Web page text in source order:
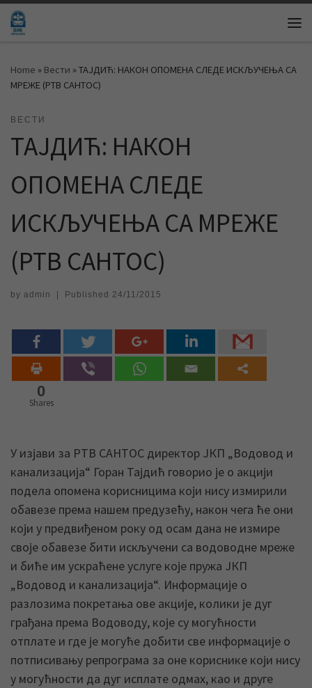
Skip to content
Home » Вести »ТАЈДИЋ: НАКОН ОПОМЕНА СЛЕДЕ ИСКЉУЧЕЊА СА
МРЕЖЕ (РТВ САНТОС)
ВЕСТИ
ТАЈДИЋ: НАКОН
ОПОМЕНА СЛЕДЕ
ИСКЉУЧЕЊА СА МРЕЖЕ
(РТВ САНТОС)
by admin | Published 24/11/2015
0
Shares
У изјави за РТВ САНТОС директор ЈКП „Водовод и
канализација“ Горан Тајдић говорио је о акцији
подела опомена корисницима који нису измирили
обавезе према нашем предузећу, након чега ће они
који у предвиђеном року од осам дана не измире
своје обавезе бити искључени са водоводне мреже
и биће им ускраћене услуге које пружа ЈКП
„Водовод и канализација“. Информације о
разлозима покретања ове акције, колики је дуг
грађана према Водоводу, које су могућности
отплате и где је могуће добити све информације о
потписивању репрограма за оне кориснике који нису
у могућности да дуг исплате одмах, као и друге